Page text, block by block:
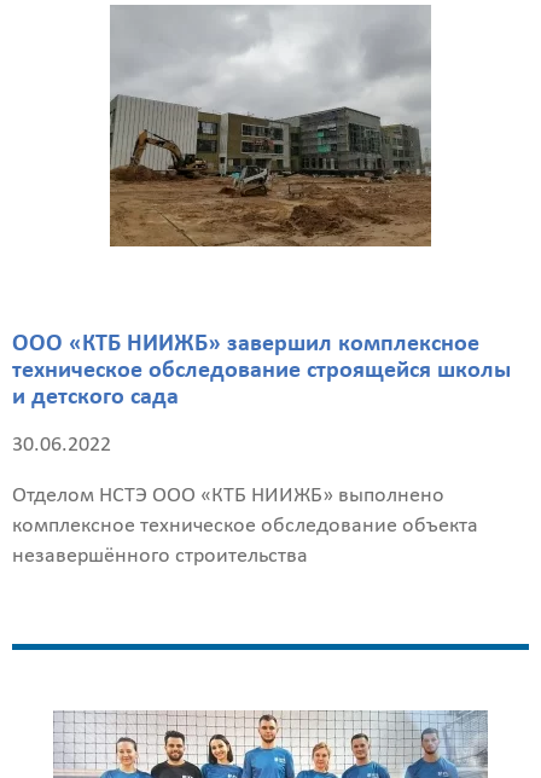
ООО «КТБ НИИЖБ» завершил комплексное
техническое обследование строящейся школы
и детского сада
30.06.2022
Отделом НСТЭ ООО «КТБ НИИЖБ» выполнено
комплексное техническое обследование объекта
незавершённого строительства